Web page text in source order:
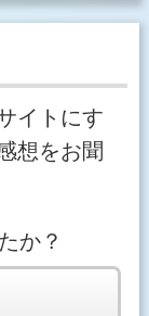
イトにす
想をお聞
か？